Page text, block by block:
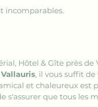
incomparables.
Hôtel & Gîte près de
, il vous suffit
et chaleureux est
s'assurer que tous les